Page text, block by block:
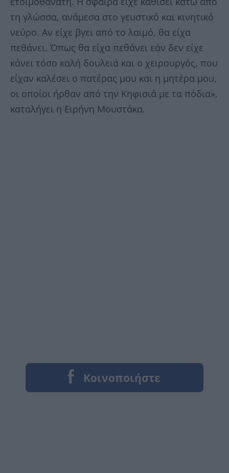
τη γλώσσα, ανάμεσα στο γευστικό και κινητικό
νεύρο. Αν είχε βγει από το λαιμό, θα είχα
πεθάνει. Όπως θα είχα πεθάνει εάν δεν είχε
κάνει τόσο καλή δουλειά και ο χειρουργός, που
είχαν καλέσει ο πατέρας μου και η μητέρα μου,
οι οποίοι ήρθαν από την Κηφισιά με τα πόδια»,
καταλήγει η Ειρήνη Μουστάκα.